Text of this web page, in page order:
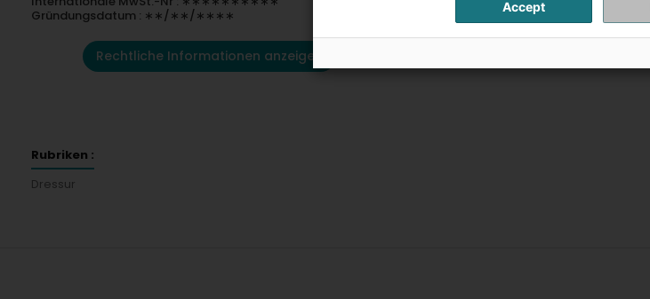
Gründungsdatum : ∗∗/∗∗/∗∗∗∗
Rechtliche Informationen anzeigen
Rubriken :
Dressur
Accept